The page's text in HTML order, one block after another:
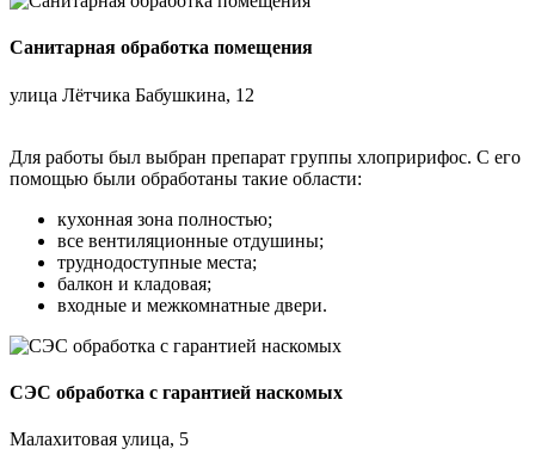
Санитарная обработка помещения
улица Лётчика Бабушкина, 12
Для работы был выбран препарат группы хлопририфос. С его
помощью были обработаны такие области:
кухонная зона полностью;
все вентиляционные отдушины;
труднодоступные места;
балкон и кладовая;
входные и межкомнатные двери.
СЭС обработка с гарантией наскомых
Малахитовая улица, 5